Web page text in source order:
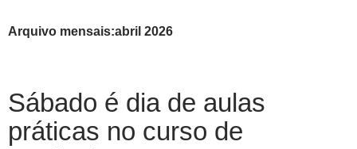
Arquivo mensais:abril 2026
Sábado é dia de aulas
práticas no curso de